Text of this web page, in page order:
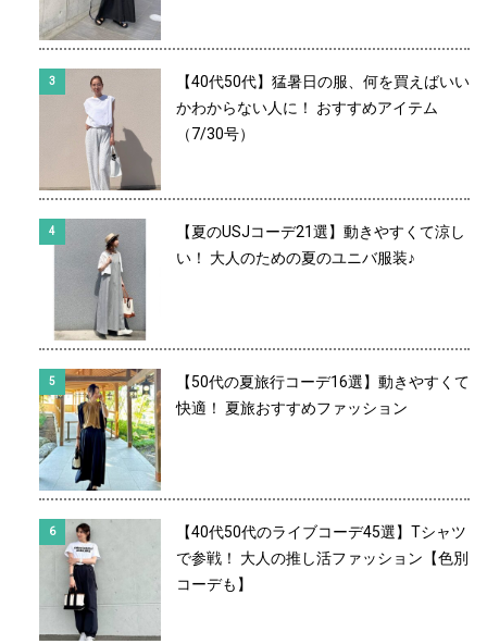
【40代50代】猛暑日の服、何を買えばいい
かわからない人に！ おすすめアイテム
（7/30号）
【夏のUSJコーデ21選】動きやすくて涼し
い！ 大人のための夏のユニバ服装♪
【50代の夏旅行コーデ16選】動きやすくて
快適！ 夏旅おすすめファッション
【40代50代のライブコーデ45選】Tシャツ
で参戦！ 大人の推し活ファッション【色別
コーデも】